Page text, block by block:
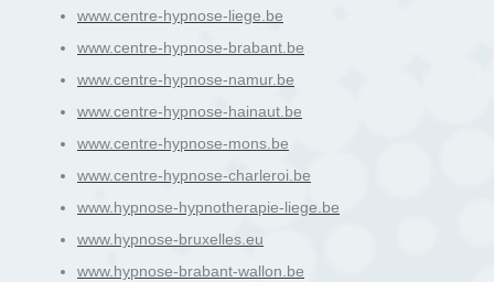
www.centre-hypnose-liege.be
www.centre-hypnose-brabant.be
www.centre-hypnose-namur.be
www.centre-hypnose-hainaut.be
www.centre-hypnose-mons.be
www.centre-hypnose-charleroi.be
www.hypnose-hypnotherapie-liege.be
www.hypnose-bruxelles.eu
www.hypnose-brabant-wallon.be